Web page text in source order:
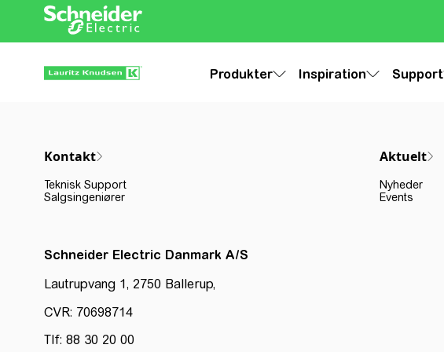
Produkter Inspiration Support
Kontakt
Teknisk Support
Salgsingeniører
Aktuelt
Nyheder
Events
Schneider Electric Danmark A/S
Lautrupvang 1, 2750 Ballerup,
CVR: 70698714
Tlf: 88 30 20 00